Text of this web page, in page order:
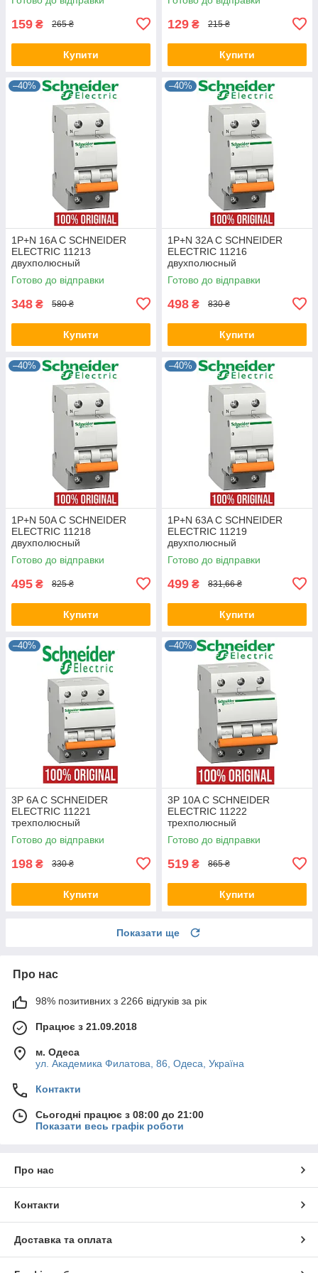
модульный автомат Шнайдер
159 ₴ 265 ₴
Купити
модульный автомат Шнайдер
129 ₴ 215 ₴
Купити
–40%
1P+N 16A C SCHNEIDER
ELECTRIC 11213
двухполюсный
автоматический выключатель
модульный автомат Шнайдер
Готово до відправки
348 ₴ 580 ₴
Купити
–40%
1P+N 32A C SCHNEIDER
ELECTRIC 11216
двухполюсный
автоматический выключатель
модульный автомат Шнайдер
Готово до відправки
498 ₴ 830 ₴
Купити
–40%
1P+N 50A C SCHNEIDER
ELECTRIC 11218
двухполюсный
автоматический выключатель
модульный автомат Шнайдер
Готово до відправки
495 ₴ 825 ₴
Купити
–40%
1P+N 63A C SCHNEIDER
ELECTRIC 11219
двухполюсный
автоматический выключатель
модульный автомат Шнайдер
Готово до відправки
499 ₴ 831,66 ₴
Купити
–40%
3P 6A C SCHNEIDER
ELECTRIC 11221
трехполюсный
автоматический выключатель
модульный автомат Шнайдер
Готово до відправки
198 ₴ 330 ₴
Купити
–40%
3P 10A C SCHNEIDER
ELECTRIC 11222
трехполюсный
автоматический выключатель
модульный автомат Шнайдер
Готово до відправки
519 ₴ 865 ₴
Купити
Показати ще
Про нас
98% позитивних з 2266 відгуків за рік
Працює з 21.09.2018
м. Одеса
ул. Академика Филатова, 86, Одеса, Україна
Контакти
Сьогодні працює з 08:00 до 21:00
Показати весь графік роботи
Про нас
Контакти
Доставка та оплата